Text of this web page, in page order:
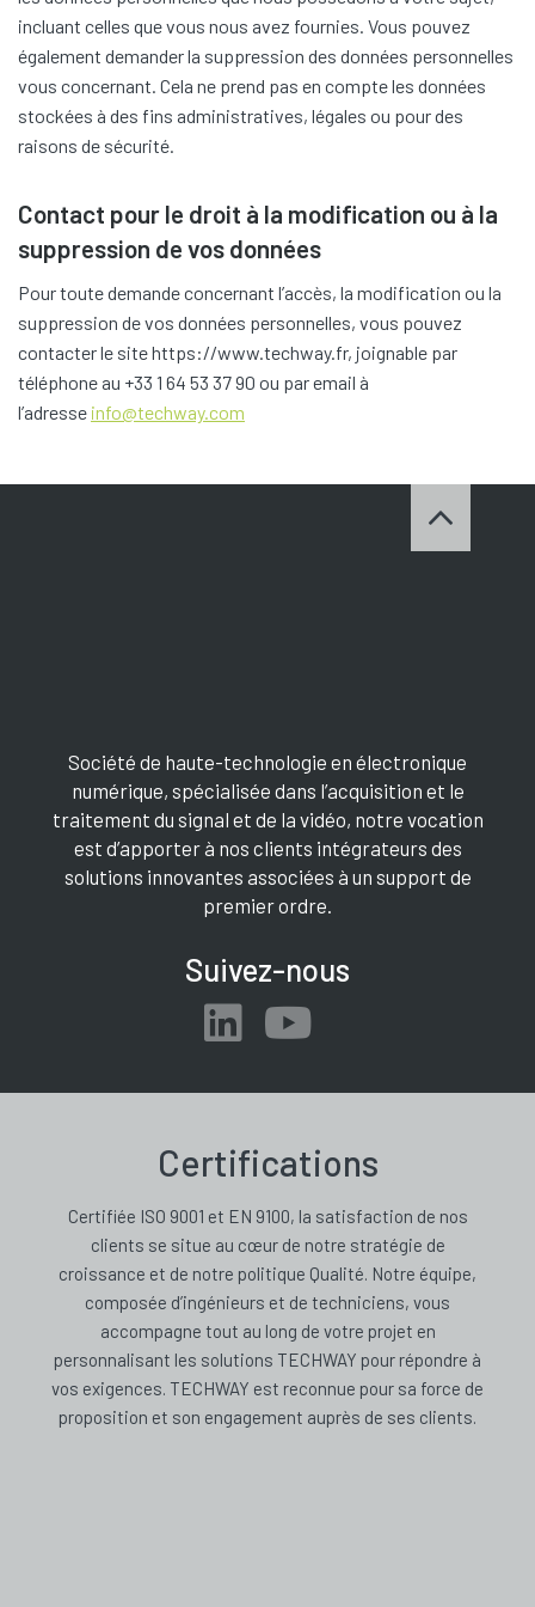
incluant celles que vous nous avez fournies. Vous pouvez
également demander la suppression des données personnelles
vous concernant. Cela ne prend pas en compte les données
stockées à des fins administratives, légales ou pour des
raisons de sécurité.
Contact pour le droit à la modification ou à la
suppression de vos données
Pour toute demande concernant l’accès, la modification ou la
suppression de vos données personnelles, vous pouvez
contacter le site https://www.techway.fr, joignable par
téléphone au +33 1 64 53 37 90 ou par email à
l’adresse info@techway.com
Société de haute-technologie en électronique
numérique, spécialisée dans l’acquisition et le
traitement du signal et de la vidéo, notre vocation
est d’apporter à nos clients intégrateurs des
solutions innovantes associées à un support de
premier ordre.
Suivez-nous
Certifications
Certifiée ISO 9001 et EN 9100, la satisfaction de nos
clients se situe au cœur de notre stratégie de
croissance et de notre politique Qualité. Notre équipe,
composée d’ingénieurs et de techniciens, vous
accompagne tout au long de votre projet en
personnalisant les solutions TECHWAY pour répondre à
vos exigences. TECHWAY est reconnue pour sa force de
proposition et son engagement auprès de ses clients.